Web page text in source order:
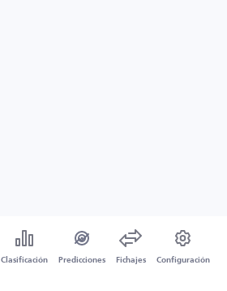
Clasificación Predicciones Fichajes Configuración